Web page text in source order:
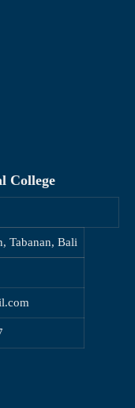
College
Tabanan, Bali